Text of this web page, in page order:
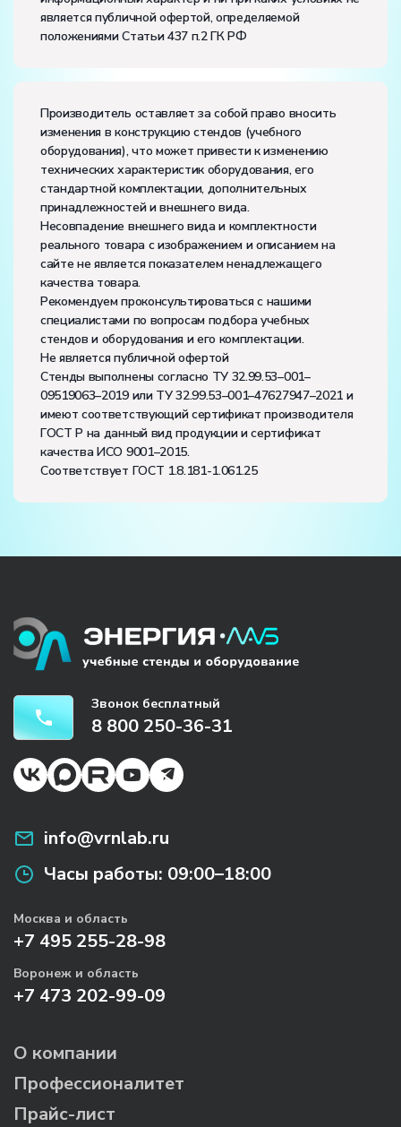
Диапазон рабочих температур, ˚С:+10…+35
Влажность, %:до 80
является публичной офертой, определяемой
положениями Статьи 437 п.2 ГК РФ
Производитель оставляет за собой право вносить
изменения в конструкцию стендов (учебного
оборудования), что может привести к изменению
технических характеристик оборудования, его
стандартной комплектации, дополнительных
принадлежностей и внешнего вида.
Несовпадение внешнего вида и комплектности
реального товара с изображением и описанием на
сайте не является показателем ненадлежащего
качества товара.
Рекомендуем проконсультироваться с нашими
специалистами по вопросам подбора учебных
стендов и оборудования и его комплектации.
Не является публичной офертой
Стенды выполнены согласно ТУ 32.99.53–001–
09519063–2019 или ТУ 32.99.53–001–47627947–2021 и
имеют соответствующий сертификат производителя
ГОСТ Р на данный вид продукции и сертификат
качества ИСО 9001–2015.
Соответствует ГОСТ 1.8.181-1.061.25
Звонок бесплатный
8 800 250-36-31
info@vrnlab.ru
Часы работы: 09:00–18:00
Москва и область
+7 495 255-28-98
Воронеж и область
+7 473 202-99-09
О компании
Профессионалитет
Прайс-лист